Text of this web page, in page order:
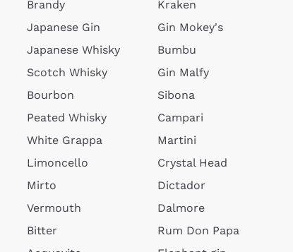
Brandy
Japanese Gin
Japanese Whisky
Scotch Whisky
Bourbon
Peated Whisky
White Grappa
Limoncello
Mirto
Vermouth
Bitter
Kraken
Gin Mokey's
Bumbu
Gin Malfy
Sibona
Campari
Martini
Crystal Head
Dictador
Dalmore
Rum Don Papa